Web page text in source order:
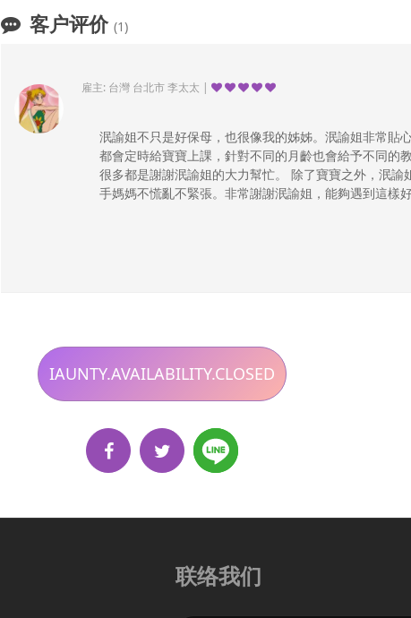
客户评价 (1)
雇主: 台灣 台北市 李太太 |
泯諭姐不只是好保母，也很像我的姊姊。泯諭姐非常貼
都會定時給寶寶上課，針對不同的月齡也會給予不同的
很多都是謝謝泯諭姐的大力幫忙。 除了寶寶之外，泯
手媽媽不慌亂不緊張。非常謝謝泯諭姐，能夠遇到這樣
IAUNTY.AVAILABILITY.CLOSED
联络我们